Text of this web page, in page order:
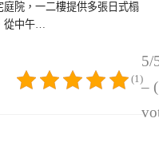
院，一二樓提供多張日式榻
從中午…
5/
–
(1)